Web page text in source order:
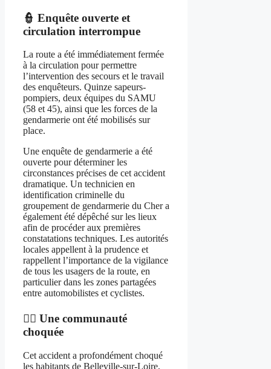
👮 Enquête ouverte et
circulation interrompue
La route a été immédiatement fermée
à la circulation pour permettre
l’intervention des secours et le travail
des enquêteurs. Quinze sapeurs-
pompiers, deux équipes du SAMU
(58 et 45), ainsi que les forces de la
gendarmerie ont été mobilisés sur
place.
Une enquête de gendarmerie a été
ouverte pour déterminer les
circonstances précises de cet accident
dramatique. Un technicien en
identification criminelle du
groupement de gendarmerie du Cher a
également été dépêché sur les lieux
afin de procéder aux premières
constatations techniques. Les autorités
locales appellent à la prudence et
rappellent l’importance de la vigilance
de tous les usagers de la route, en
particulier dans les zones partagées
entre automobilistes et cyclistes.
🚴‍♂️ Une communauté
choquée
Cet accident a profondément choqué
les habitants de Belleville-sur-Loire,